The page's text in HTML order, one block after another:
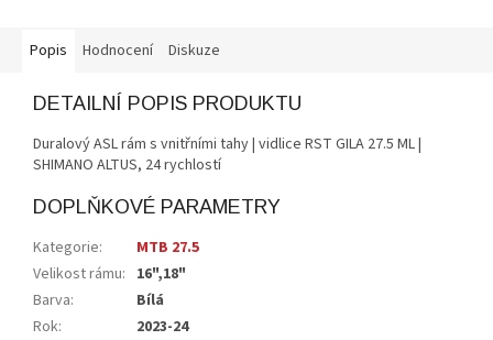
Popis Hodnocení Diskuze
DETAILNÍ POPIS PRODUKTU
Duralový ASL rám s vnitřními tahy | vidlice RST GILA 27.5 ML |
SHIMANO ALTUS, 24 rychlostí
DOPLŇKOVÉ PARAMETRY
Kategorie:
MTB 27.5
Velikost rámu: 16",18"
Barva:
Bílá
Rok:
2023-24